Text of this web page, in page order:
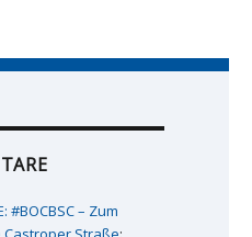
#BOCBSC – Zum